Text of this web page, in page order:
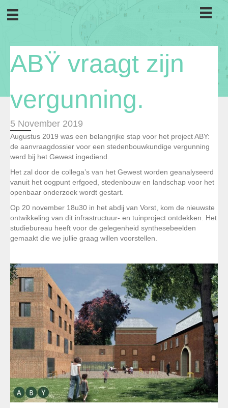
ABŸ vraagt zijn
vergunning.
5 November 2019
Augustus 2019 was een belangrijke stap voor het project ABY:
de aanvraagdossier voor een stedenbouwkundige vergunning
werd bij het Gewest ingediend.
Het zal door de collega’s van het Gewest worden geanalyseerd
vanuit het oogpunt erfgoed, stedenbouw en landschap voor het
openbaar onderzoek wordt gestart.
Op 20 november 18u30 in het abdij van Vorst, kom de nieuwste
ontwikkeling van dit infrastructuur- en tuinproject ontdekken. Het
studiebureau heeft voor de gelegenheid synthesebeelden
gemaakt die we jullie graag willen voorstellen.